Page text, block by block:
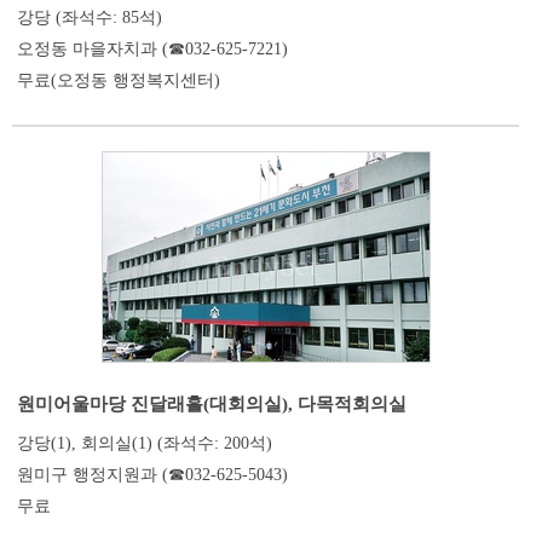
강당 (좌석수: 85석)
오정동 마을자치과 (☎032-625-7221)
무료(오정동 행정복지센터)
원미어울마당 진달래홀(대회의실), 다목적회의실
강당(1), 회의실(1) (좌석수: 200석)
원미구 행정지원과 (☎032-625-5043)
무료